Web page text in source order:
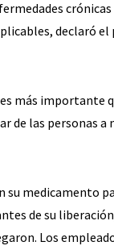
crónicas
declaró
más importante
de las personas a
su medicamento
de su
Los